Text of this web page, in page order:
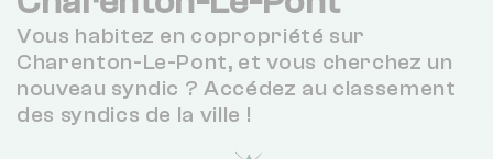
1 km
4.2 / 5
(83 avis)
SCHWANEBECK-SEDRATI & BAUCHE 1 km
Vous habitez en copropriété sur
Charenton-Le-Pont, et vous cherchez un
nouveau syndic ? Accédez au classement
des syndics de la ville !